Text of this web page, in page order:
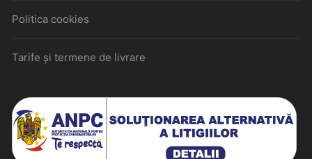
Politica cookies
Tarife și termene de livrare